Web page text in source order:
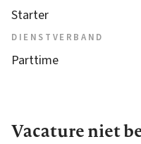
Starter
DIENSTVERBAND
Parttime
Vacature niet